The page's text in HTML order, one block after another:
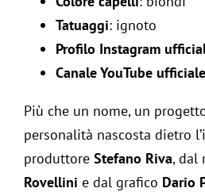
Tatuaggi: ignoto
Profilo Instagram
Canale YouTube ufficiale
Più che un nome, un
personalità nascosta dietro
produttore Stefano Riva, dal
Rovellini e dal grafico Dario